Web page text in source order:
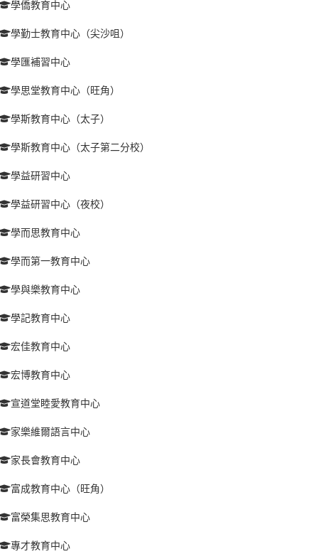
學僑教育中心
學勤士教育中心（尖沙咀）
學匯補習中心
學思堂教育中心（旺角）
學斯教育中心（太子）
學斯教育中心（太子第二分校）
學益研習中心
學益研習中心（夜校）
學而思教育中心
學而第一教育中心
學與樂教育中心
學記教育中心
宏佳教育中心
宏博教育中心
宣道堂睦愛教育中心
家樂維爾語言中心
家長會教育中心
富成教育中心（旺角）
富榮集思教育中心
專才教育中心